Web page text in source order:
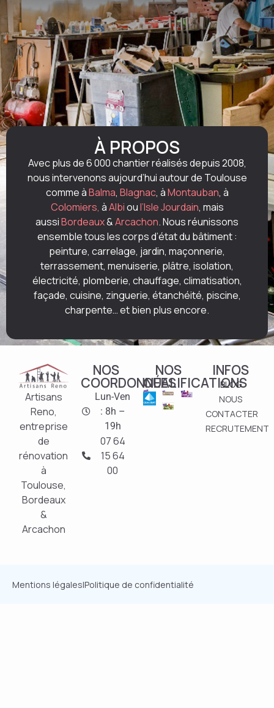
À PROPOS
Avec plus de 6 000 chantier réalisés depuis 2008,
nous intervenons aujourd’hui autour de Toulouse
comme àBalma, Blagnac, àMontauban, à
Colomiers, àAlbioul’Isle Jourdain, mais
aussiBordeaux&Arcachon. Nous réunissons
ensemble tous les corps d’état du bâtiment :
peinture, carrelage, jardin, maçonnerie,
terrassement, menuiserie, plâtre, isolation,
électricité, plomberie, chauffage, climatisation,
façade, cuisine, zinguerie, étanchéité, piscine,
charpente… et bien plus encore.
Artisans
Reno,
entreprise
de
rénovation
à
Toulouse,
Bordeaux
&
Arcachon
NOS
COORDONNÉES
Lun-Ven
: 8h –
19h
07 64
15 64
00
NOS
QUALIFICATIONS
INFOS
BLOG
NOUS
CONTACTER
RECRUTEMENT
Mentions légales|Politique de confidentialité